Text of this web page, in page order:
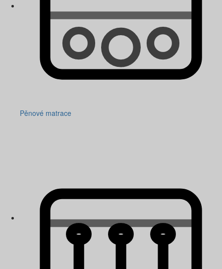
Pěnové matrace